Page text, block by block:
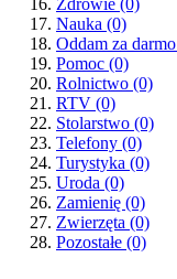
Zdrowie (0)
Nauka (0)
Oddam za darmo
Pomoc (0)
Rolnictwo (0)
RTV (0)
Stolarstwo (0)
Telefony (0)
Turystyka (0)
Uroda (0)
Zamienię (0)
Zwierzęta (0)
Pozostałe (0)